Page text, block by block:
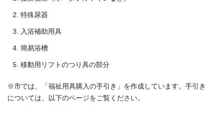
特殊尿器
入浴補助用具
簡易浴槽
移動用リフトのつり具の部分
※市では、「福祉用具購入の手引き」を作成しています。手引き
については、以下のページをご覧ください。